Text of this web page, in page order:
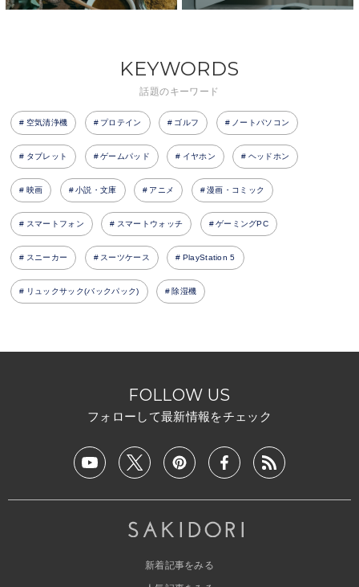
KEYWORDS
話題のキーワード
空気清浄機 プロテイン ゴルフ ノートパソコン
タブレット ゲームパッド イヤホン ヘッドホン
映画 小説・文庫 アニメ 漫画・コミック
スマートフォン スマートウォッチ ゲーミングPC
スニーカー スーツケース PlayStation 5
リュックサック(バックパック) 除湿機
FOLLOW US
フォローして最新情報をチェック
新着記事をみる